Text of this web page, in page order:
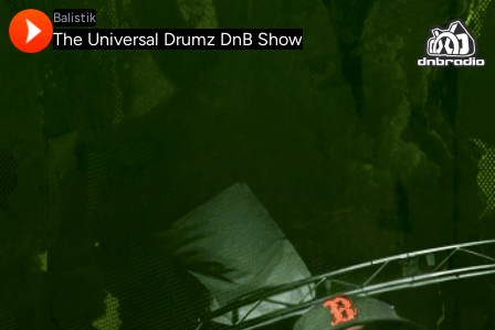
Balistik
The Universal Drumz DnB Show